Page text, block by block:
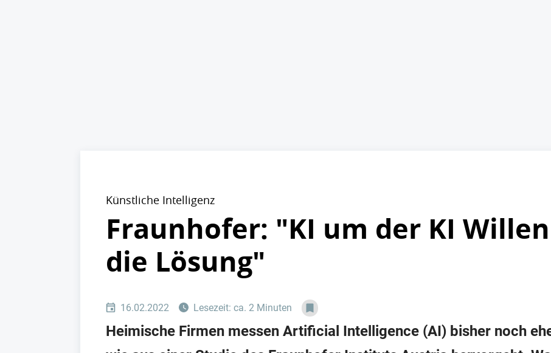
Künstliche Intelligenz
Fraunhofer: "KI um der KI
die Lösung"
16.02.2022 Lesezeit: ca. 2 Minuten
Heimische Firmen messen Artificial Intelligence (AI) bisher noch